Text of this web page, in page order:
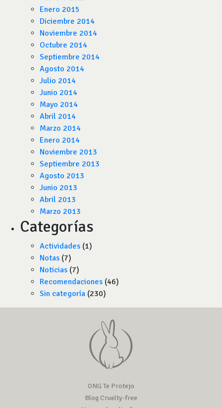
Enero 2015
Diciembre 2014
Noviembre 2014
Octubre 2014
Septiembre 2014
Agosto 2014
Julio 2014
Junio 2014
Mayo 2014
Abril 2014
Marzo 2014
Enero 2014
Noviembre 2013
Septiembre 2013
Agosto 2013
Junio 2013
Abril 2013
Marzo 2013
Categorías
Actividades (1)
Notas (7)
Noticias (7)
Recomendaciones (46)
Sin categoría (230)
ONG Te Protejo
Blog Cruelty-free